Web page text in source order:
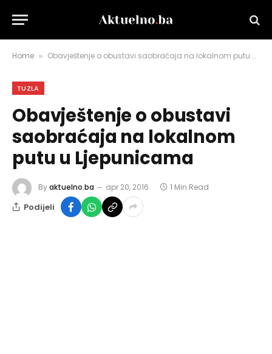
Home » Obavještenje o obustavi saobraćaja na lokalnom putu u Ljepunicama
TUZLA
Obavještenje o obustavi
saobraćaja na lokalnom
putu u Ljepunicama
Byaktuelno.ba apr 20, 2016 1 Min Read
Podijeli